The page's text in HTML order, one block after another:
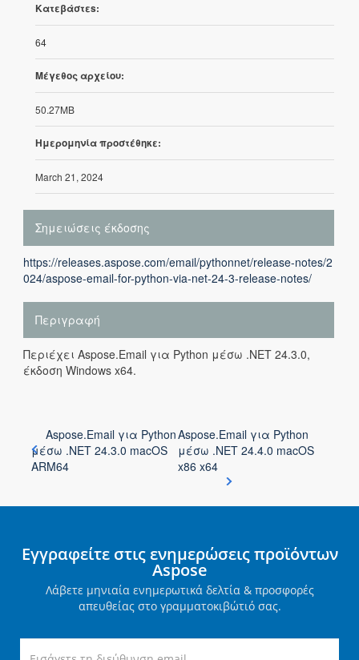
Κατεβάστεs:
64
Μέγεθος αρχείου:
50.27MB
Ημερομηνία προστέθηκε:
March 21, 2024
Σημειώσεις έκδοσης
https://releases.aspose.com/email/pythonnet/release-notes/2
024/aspose-email-for-python-via-net-24-3-release-notes/
Περιγραφή
Περιέχει Aspose.Email για Python μέσω .NET 24.3.0,
έκδοση Windows x64.
Aspose.Email για Python
μέσω .NET 24.3.0 macOS
ARM64
Aspose.Email για Python
μέσω .NET 24.4.0 macOS
x86 x64
Εγγραφείτε στις ενημερώσεις προϊόντων
Aspose
Λάβετε μηνιαία ενημερωτικά δελτία & προσφορές
απευθείας στο γραμματοκιβώτιό σας.